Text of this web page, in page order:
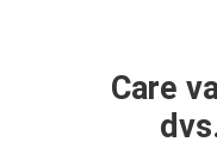
Care